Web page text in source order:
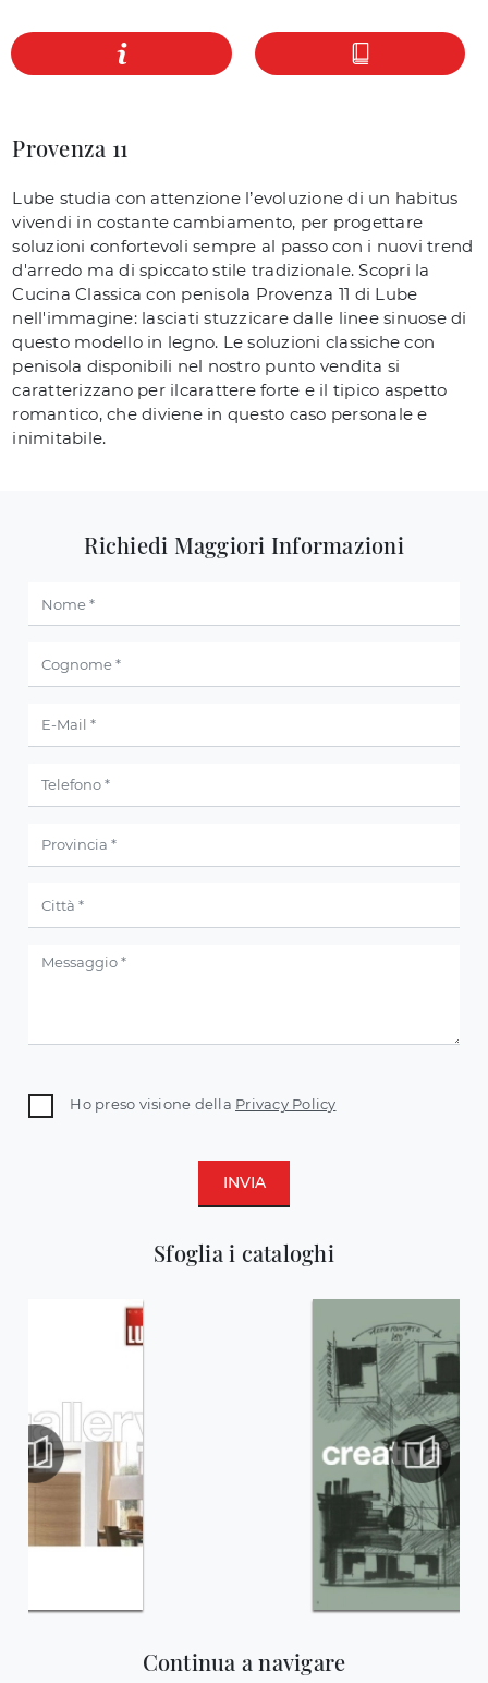
Provenza 11
Lube studia con attenzione l’evoluzione di un habitus
vivendi in costante cambiamento, per progettare
soluzioni confortevoli sempre al passo con i nuovi trend
d'arredo ma di spiccato stile tradizionale. Scopri la
Cucina Classica con penisola Provenza 11 di Lube
nell'immagine: lasciati stuzzicare dalle linee sinuose di
questo modello in legno. Le soluzioni classiche con
penisola disponibili nel nostro punto vendita si
caratterizzano per ilcarattere forte e il tipico aspetto
romantico, che diviene in questo caso personale e
inimitabile.
Sfoglia i cataloghi
Continua a navigare
Richiedi Maggiori Informazioni
Ho preso visione della Privacy Policy
INVIA